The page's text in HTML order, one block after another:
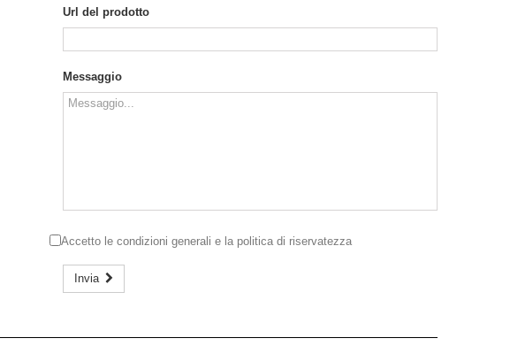
Url del prodotto
Messaggio
Accetto lecondizioni generali e la politica di riservatezza
Invia